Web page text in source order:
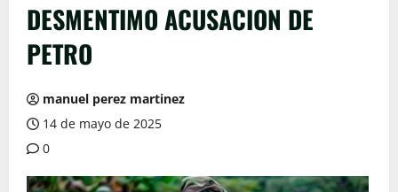
DESMENTIMO ACUSACION DE
PETRO
manuel perez martinez
14 de mayo de 2025
0